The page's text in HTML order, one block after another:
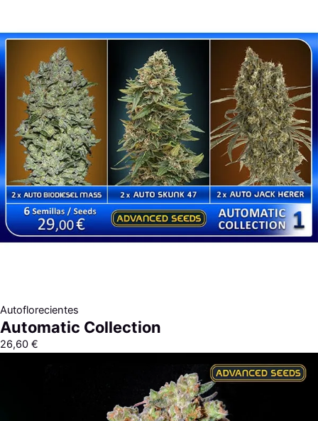
Autoflorecientes
Automatic Collection
26,60 €
desde